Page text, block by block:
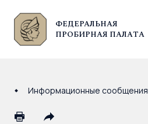
ФЕДЕРАЛЬНАЯ
ПРОБИРНАЯ ПАЛАТА
© Федеральная пробирная палата, 2026
Информационные сообщения